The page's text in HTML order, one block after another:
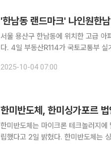
서울 용산구 한남동에 위치한 고급
다. 4일 부동산R114가 국토교통부 실거래가공개시스템을 통해 지난 23일 기준으로 올해 최고가를
가를 기록했다. 매수인은 고(
2025-10-04 07:00
한미반도체, 한미싱가포르
한미반도체는 마이크론 테크놀러지에
립했다고 2일 밝혔다. 한미반도체는 싱가포르 우드랜즈 지역에 현지법인을 설립하며 마이크론의 생